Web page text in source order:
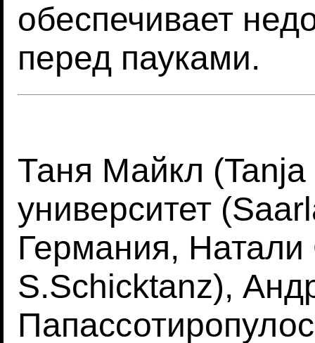
обеспечивает
перед пауками.
Таня Майкл
университет
Германия,
S.Schicktanz),